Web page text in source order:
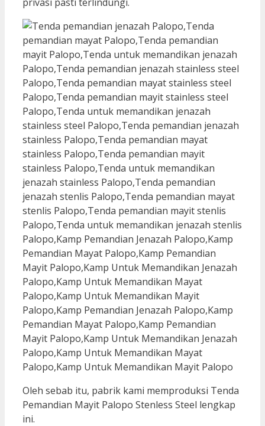
Oleh sebab itu, pabrik kami memproduksi Tenda
Pemandian Mayit Palopo Stenless Steel lengkap
ini.